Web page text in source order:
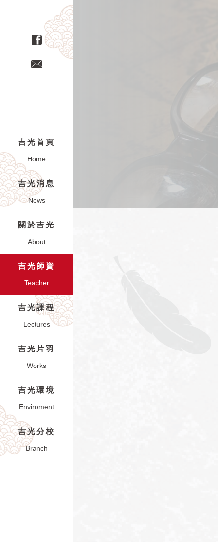
吉光首頁
Home
吉光消息
News
關於吉光
About
吉光師資
Teacher
吉光課程
Lectures
吉光片羽
Works
吉光環境
Enviroment
吉光分校
Branch